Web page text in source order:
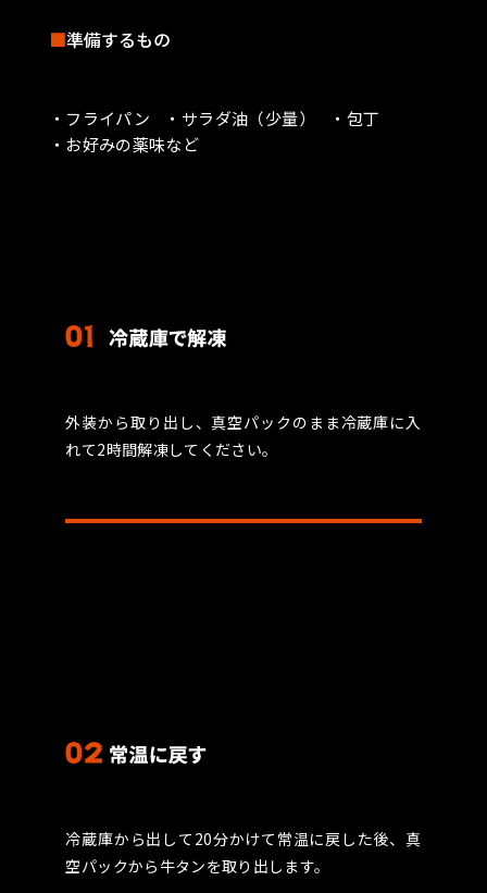
準備するもの
・フライパン ・サラダ油（少量）
・包丁
・お好みの薬味など
外装から取り出し、真空パックのまま冷蔵庫に入
れて2時間解凍してください。
冷蔵庫から出して20分かけて常温に戻した後、真
空パックから牛タンを取り出します。